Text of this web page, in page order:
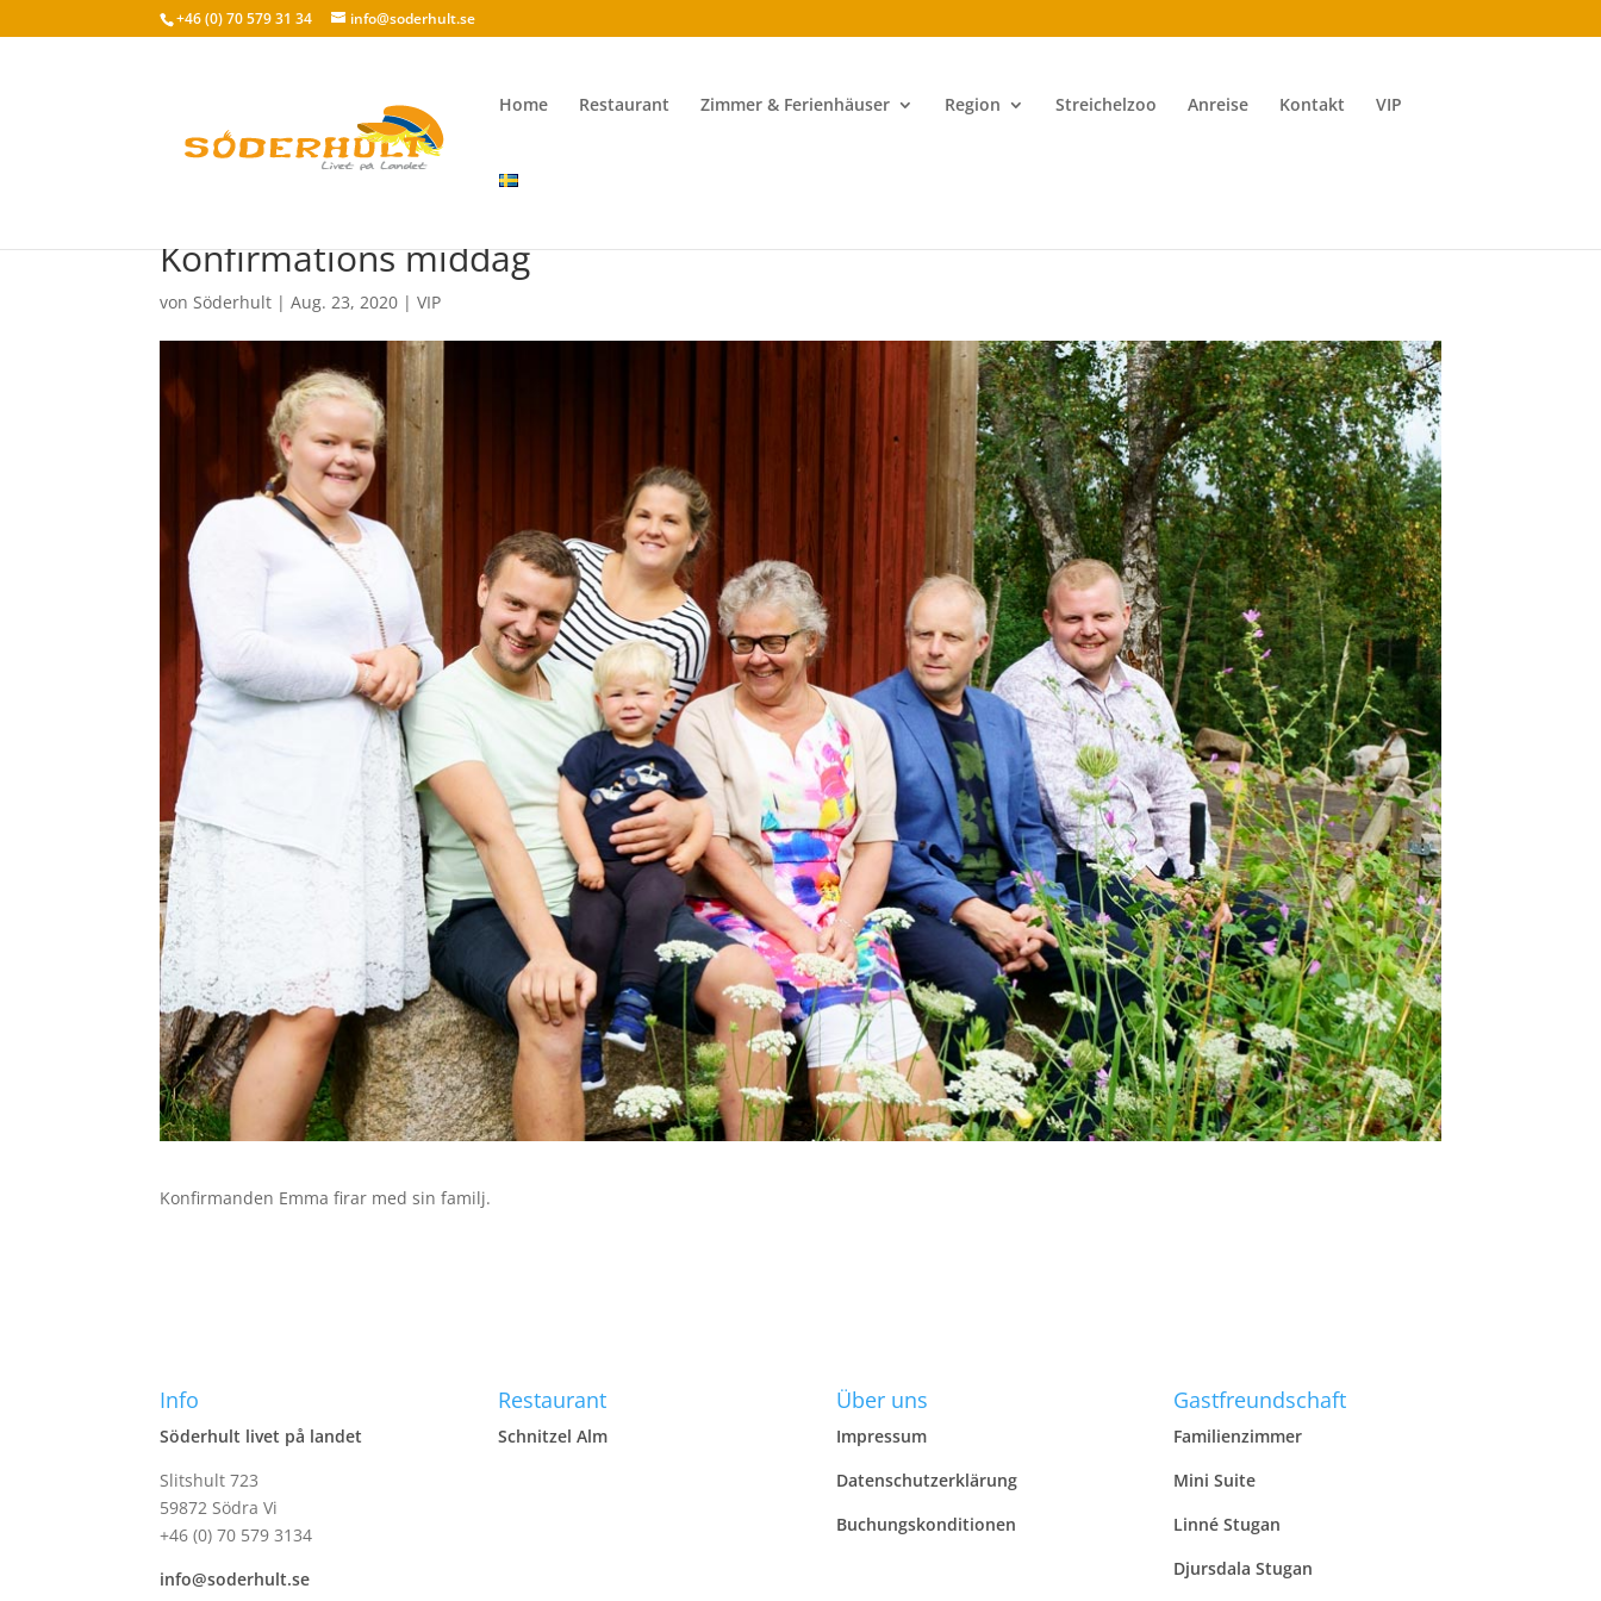
+46 (0) 70 579 31 34 info@soderhult.se
Home Restaurant Zimmer & Ferienhäuser Region Streichelzoo Anreise Kontakt VIP
Konfirmations middag
vonSöderhult |Aug. 23, 2020 |VIP
Konfirmanden Emma firar med sin familj.
Info
Söderhult livet på landet
Slitshult 723
59872 Södra Vi
+46 (0) 70 579 3134
info@soderhult.se
Restaurant
Schnitzel Alm
Über uns
Impressum
Datenschutzerklärung
Buchungskonditionen
Gastfreundschaft
Familienzimmer
Mini Suite
Linné Stugan
Djursdala Stugan